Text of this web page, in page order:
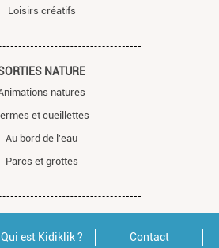
Loisirs créatifs
NATURE
natures
et cueillettes
Au bord de l'eau
Parcs et grottes
Qui est Kidiklik ?
Contact